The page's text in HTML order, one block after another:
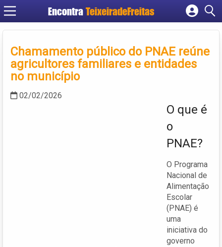
Encontra TeixeiradeFreitas
Cadastrar empresa
Criar conta
Chamamento público do PNAE reúne
agricultores familiares e entidades
no município
02/02/2026
O que é
o
PNAE?
O Programa
Nacional de
Alimentação
Escolar
(PNAE) é
uma
iniciativa do
governo